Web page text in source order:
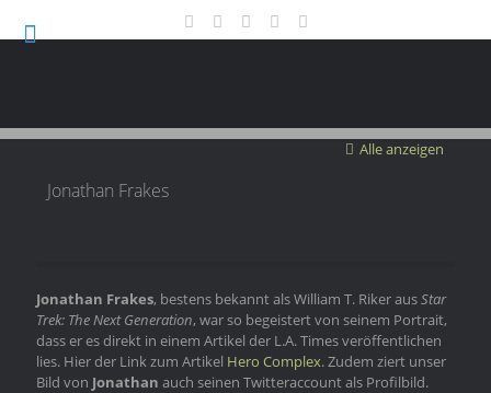
Alle anzeigen
Jonathan Frakes
Jonathan Frakes, bestens bekannt als William T. Riker ausStar
Trek: The Next Generation, war so begeistert von seinem Portrait,
dass er es direkt in einem Artikel der L.A. Times veröffentlichen
lies. Hier der Link zum Artikel Hero Complex. Zudem ziert unser
Bild von Jonathan auch seinen Twitteraccount als Profilbild.